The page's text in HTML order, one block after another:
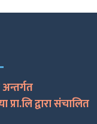
प्रा.लि द्वारा संचालित